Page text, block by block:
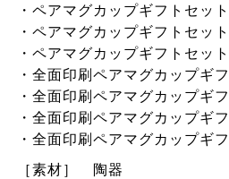
・ペアマグカップギフトセッ
・ペアマグカップギフトセッ
・ペアマグカップギフトセッ
・全面印刷ペアマグカップギ
・全面印刷ペアマグカップギ
・全面印刷ペアマグカップギ
・全面印刷ペアマグカップギ
［素材］ 陶器